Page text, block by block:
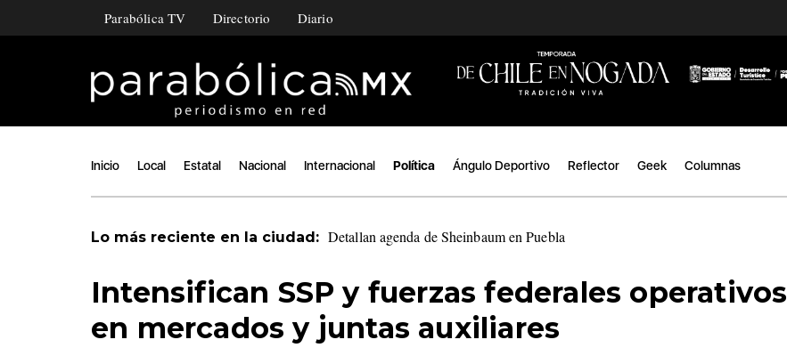
Parabólica TV Directorio Diario
Inicio Local Estatal Nacional Internacional Política Ángulo Deportivo Reflector Geek Columnas
Lo más reciente en la ciudad: Detallan agenda de Sheinbaum en|
Intensifican SSP y fuerzas federales operativos
en mercados y juntas auxiliares